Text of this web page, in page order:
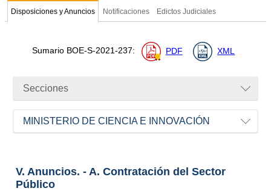
Disposiciones y Anuncios Notificaciones Edictos Judiciales
Sumario BOE-S-2021-237: PDF XML
Secciones
MINISTERIO DE CIENCIA E INNOVACIÓN
V. Anuncios. - A. Contratación del Sector
Público